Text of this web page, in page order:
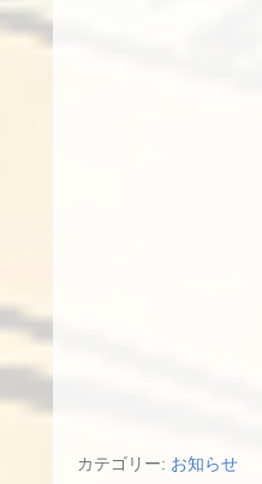
カテゴリー: お知らせ